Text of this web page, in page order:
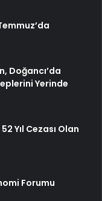
Doğancı’da
Yerinde
Yıl Cezası Olan
Forumu